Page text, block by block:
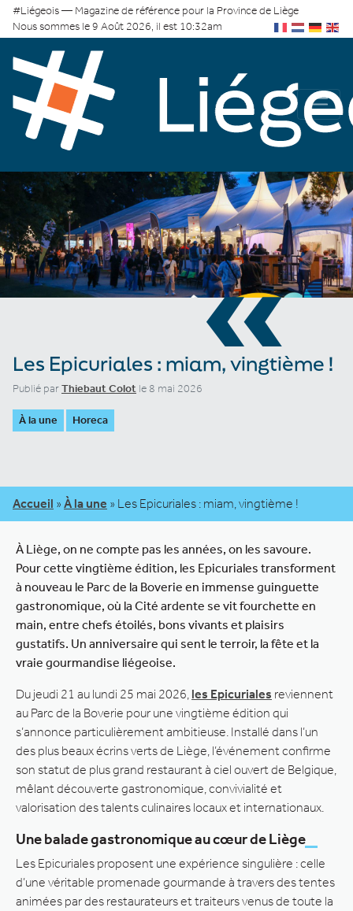
#Liégeois — Magazine de référence pour la Province de Liège
Nous sommes le 9 Août 2026, il est 10:32am
«
Les Epicuriales : miam, vingtième !
Publié parThiebaut Colot le 8 mai 2026
À la une Horeca
Accueil » À la une » Les Epicuriales : miam, vingtième !
À Liège, on ne compte pas les années, on les savoure.
Pour cette vingtième édition, les Epicuriales transforment
à nouveau le Parc de la Boverie en immense guinguette
gastronomique, où la Cité ardente se vit fourchette en
main, entre chefs étoilés, bons vivants et plaisirs
gustatifs. Un anniversaire qui sent le terroir, la fête et la
vraie gourmandise liégeoise.
Du jeudi 21 au lundi 25 mai 2026, les Epicuriales reviennent
au Parc de la Boverie pour une vingtième édition qui
s’annonce particulièrement ambitieuse. Installé dans l’un
des plus beaux écrins verts de Liège, l’événement confirme
son statut de plus grand restaurant à ciel ouvert de Belgique,
mêlant découverte gastronomique, convivialité et
valorisation des talents culinaires locaux et internationaux.
Une balade gastronomique au cœur de Liège
Les Epicuriales proposent une expérience singulière : celle
d’une véritable promenade gourmande à travers des tentes
animées par des restaurateurs et traiteurs venus de toute la